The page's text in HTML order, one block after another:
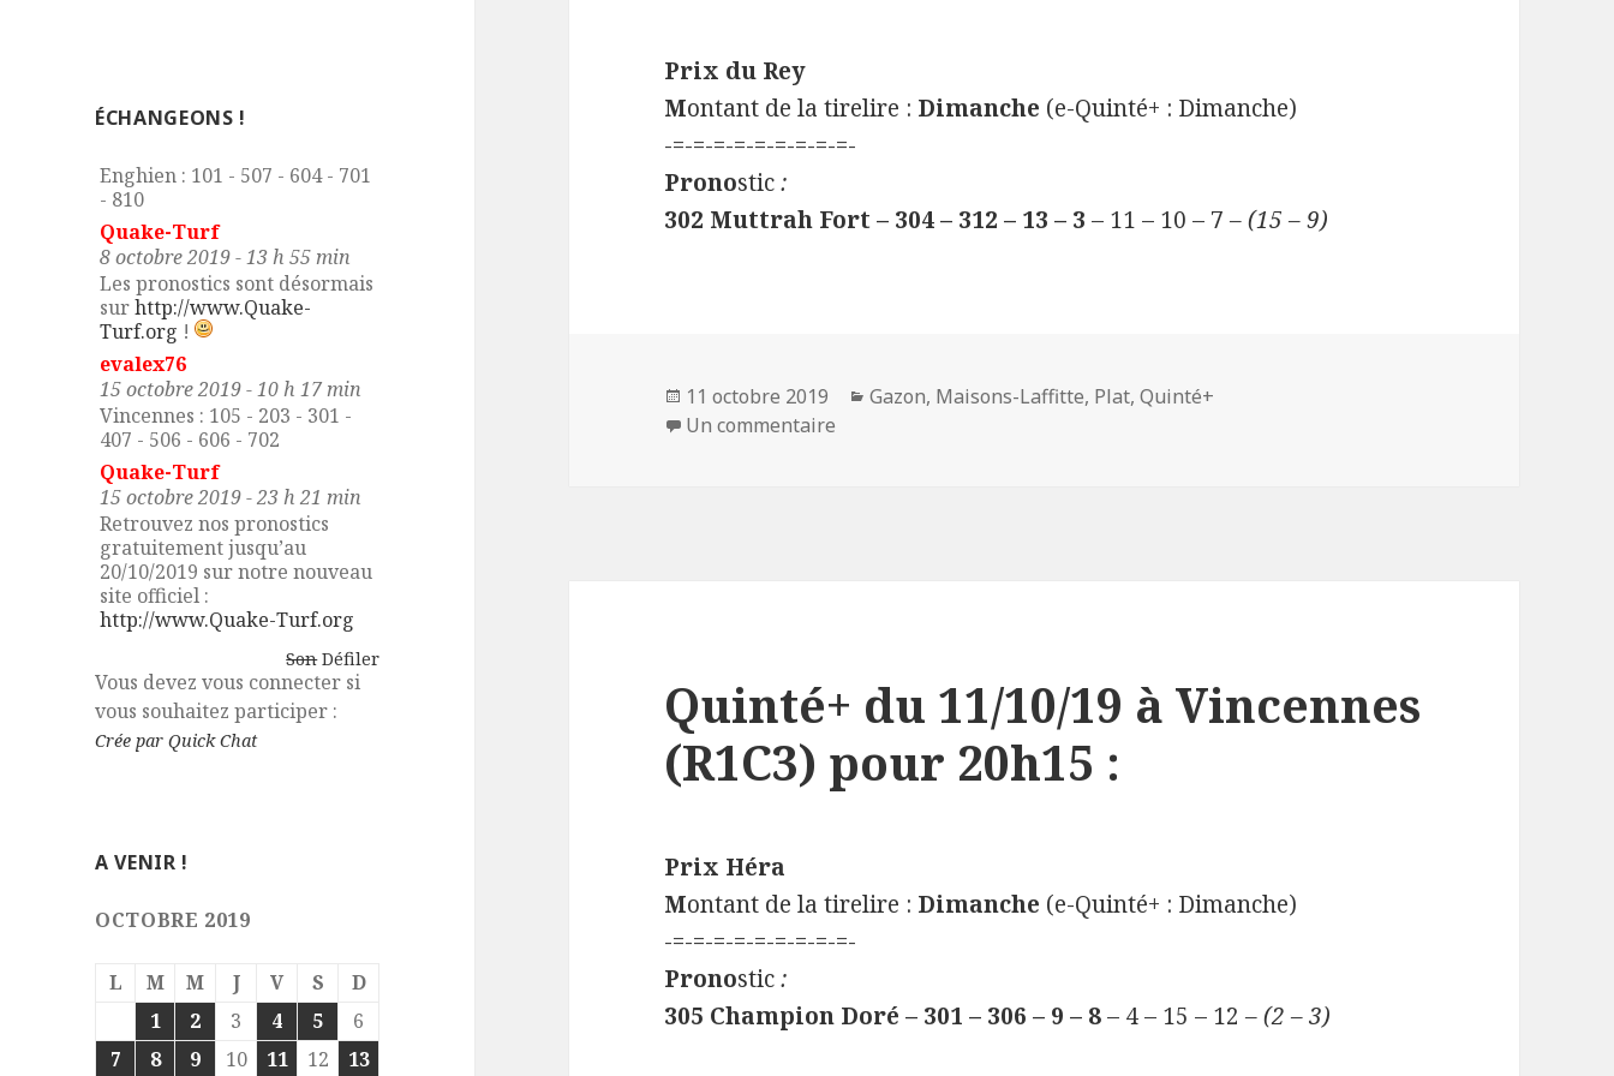
ÉCHANGEONS !
evalex76
Enghien : 101 - 507 - 604 - 701
- 810
Quake-Turf
8 octobre 2019 - 13 h 55 min
Les pronostics sont désormais
surhttp://www.Quake-
Turf.org !
evalex76
15 octobre 2019 - 10 h 17 min
Vincennes : 105 - 203 - 301 -
407 - 506 - 606 - 702
Quake-Turf
15 octobre 2019 - 23 h 21 min
Retrouvez nos pronostics
gratuitement jusqu’au
20/10/2019 sur notre nouveau
site officiel :
http://www.Quake-Turf.org
Défiler
Son
Vous devez vous connecter si
vous souhaitez participer :
Crée par Quick Chat
A VENIR !
OCTOBRE 2019
L M M J V S D
1 2 3 4 5
6
7
8 9 10 11 12
13
Prix du Rey
Montant de la tirelire : Dimanche (e-Quinté+ : Dimanche)
-=-=-=-=-=-=-=-=-=-
Pronostic:
302 Muttrah Fort – 304 – 312 – 13 – 3 – 11 – 10 – 7 – (15 – 9)
Publié
le
11 octobre 2019 Catégories
Gazon, Maisons-Laffitte, Plat,Quinté+
Un commentaire
Quinté+ du 11/10/19 à Vincennes
(R1C3) pour 20h15 :
Prix Héra
Montant de la tirelire : Dimanche (e-Quinté+ : Dimanche)
-=-=-=-=-=-=-=-=-=-
Pronostic:
305 Champion Doré – 301 – 306 – 9 – 8– 4 – 15 – 12 – (2 – 3)